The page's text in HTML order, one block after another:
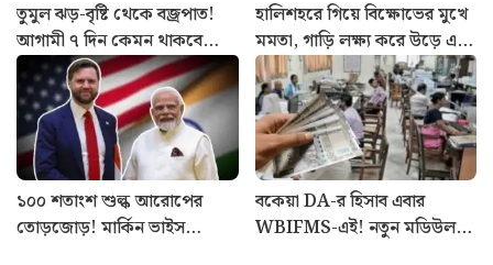
তুমুল ঝড়-বৃষ্টি থেকে বজ্রপাত!
আগামী ৭ দিন কেমন থাকবে
আবহাওয়া? আগাম খবর জানুন
হালিশহরে গিয়ে বিক্ষোভের মুখে
মমতা, গাড়ি লক্ষ্য করে উড়ে এল
চটি-জুতো, উঠল ‘ডাকাত রানি’
স্লোগান
১০০ শতাংশ শুল্ক আরোপের
তোড়জোড়! মার্কিন ভাইস
বকেয়া DA-র হিসাব এবার
WBIFMS-এই! নতুন মডিউল